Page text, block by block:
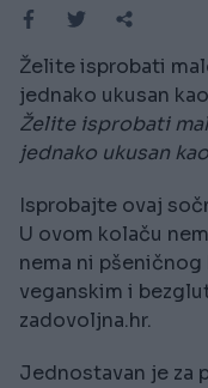
Želite isprobati
jednako ukusan
Želite isprobati
jednako ukusan
Isprobajte ovaj
U ovom kolaču
nema ni pšeničnog
veganskim i
zadovoljna.hr.
Jednostavan je za